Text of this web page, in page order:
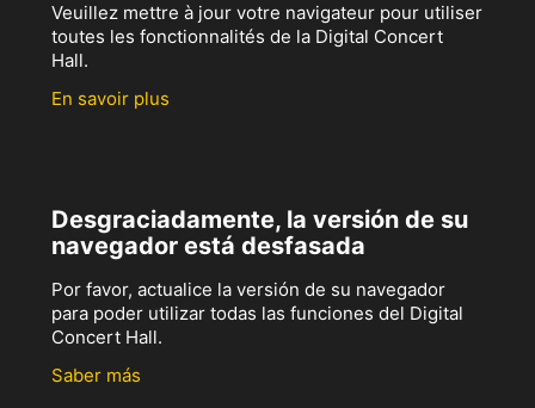
Veuillez mettre à jour votre navigateur pour utiliser
toutes les fonctionnalités de la Digital Concert
Hall.
En savoir plus
Desgraciadamente, la versión de su
navegador está desfasada
Por favor, actualice la versión de su navegador
para poder utilizar todas las funciones del Digital
Concert Hall.
Saber más